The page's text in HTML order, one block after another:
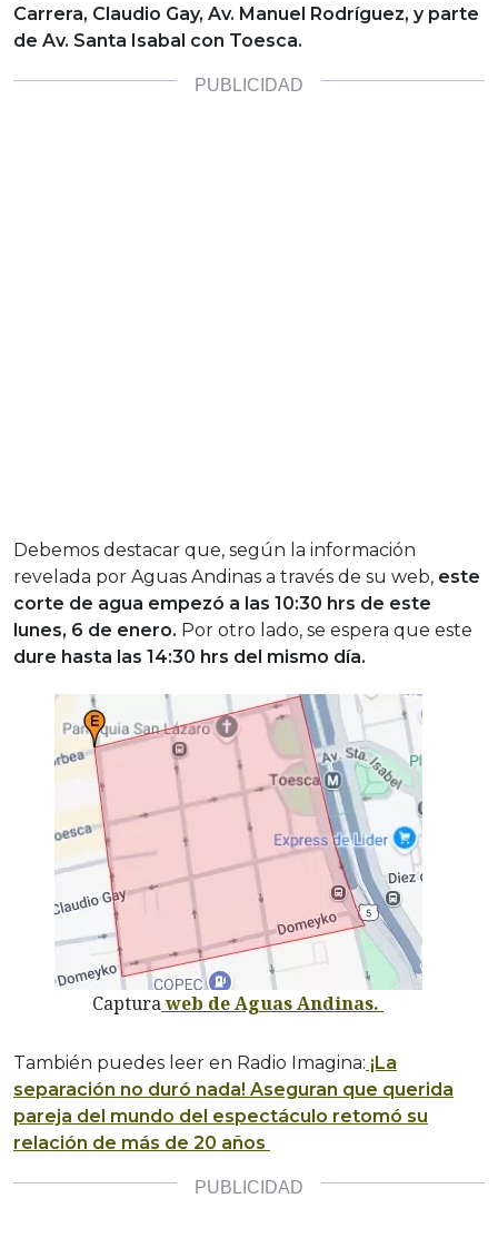
Carrera, Claudio Gay, Av. Manuel Rodríguez, y parte
de Av. Santa Isabal con Toesca.
Debemos destacar que, según la información
revelada por Aguas Andinas a través de su web, este
corte de agua empezó a las 10:30 hrs de este
lunes, 6 de enero. Por otro lado, se espera que este
dure hasta las 14:30 hrs del mismo día.
Capturaweb de Aguas Andinas.
También puedes leer en Radio Imagina: ¡La
separación no duró nada! Aseguran que querida
pareja del mundo del espectáculo retomó su
relación de más de 20 años